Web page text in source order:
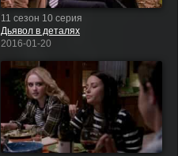
11 сезон 10 серия
Дьявол в деталях
2016-01-20